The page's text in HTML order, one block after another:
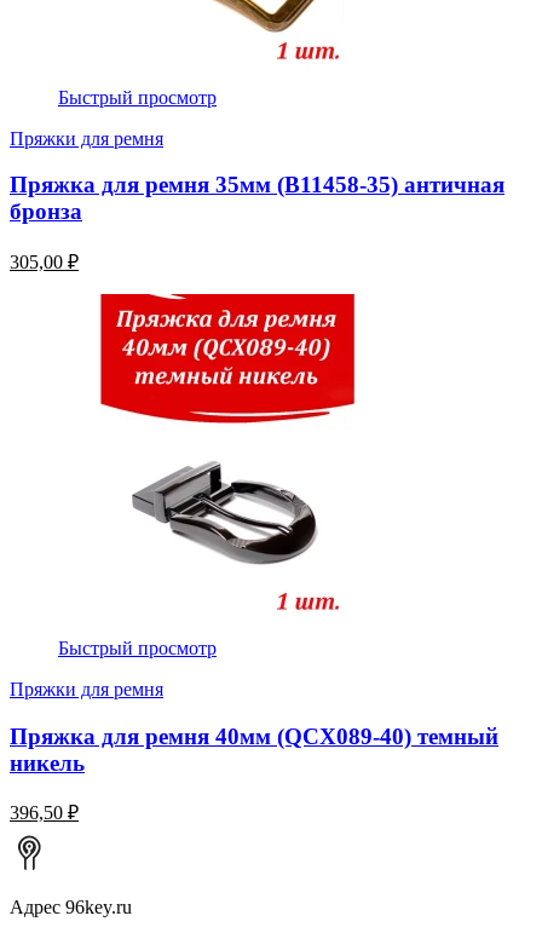
Быстрый просмотр
Пряжки для ремня
Пряжка для ремня 35мм (В11458-35) античная
бронза
305,00 ₽
Быстрый просмотр
Пряжки для ремня
Пряжка для ремня 40мм (QCX089-40) темный
никель
396,50 ₽
Адрес 96key.ru